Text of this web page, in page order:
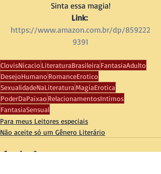
Sinta essa magia!
Link:
https://www.amazon.com.br/dp/859222
9391
ClovisNicacio LiteraturaBrasileira FantasiaAdulto
DesejoHumano RomanceErotico
SexualidadeNaLiteraturaMagiaErotica
PoderDaPaixao RelacionamentosIntimos
FantasiaSensual
Para meus Leitores especiais
Não aceite só um Gênero Literário